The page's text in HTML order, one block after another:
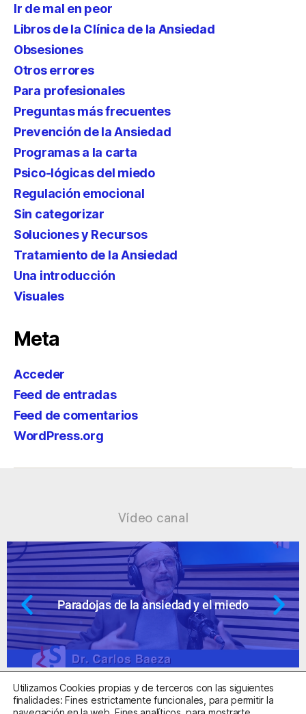
Ir de mal en peor
Libros de la Clínica de la Ansiedad
Obsesiones
Otros errores
Para profesionales
Preguntas más frecuentes
Prevención de la Ansiedad
Programas a la carta
Psico-lógicas del miedo
Regulación emocional
Sin categorizar
Soluciones y Recursos
Tratamiento de la Ansiedad
Una introducción
Visuales
Meta
Acceder
Feed de entradas
Feed de comentarios
WordPress.org
Vídeo canal
y el miedo Ansiedad: supuestos
Utilizamos Cookies propias y de terceros con las siguientes
finalidades: Fines estrictamente funcionales, para permitir la